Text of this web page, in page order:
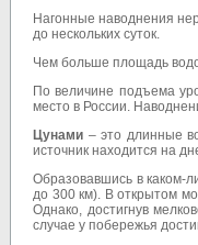
Нагонные наводнения
до нескольких суток.
Чем больше площадь
По величине подъема
место в России.
Цунами – это длинные
источник находится на
Образовавшись в каком-
до 300 км). В открытом
Однако, достигнув
случае у побережья